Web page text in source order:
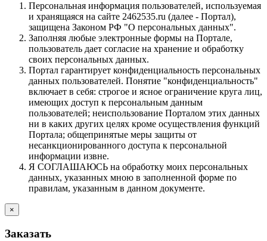
Персональная информация пользователей, используемая
и хранящаяся на сайте 2462535.ru (далее - Портал),
защищена Законом РФ "О персональных данных".
Заполняя любые электронные формы на Портале,
пользователь дает согласие на хранение и обработку
своих персональных данных.
Портал гарантирует конфиденциальность персональных
данных пользователей. Понятие "конфиденциальность"
включает в себя: строгое и ясное ограничение круга лиц,
имеющих доступ к персональным данным
пользователей; неиспользование Порталом этих данных
ни в каких других целях кроме осуществления функций
Портала; общепринятые меры защиты от
несанкционированного доступа к персональной
информации извне.
Я СОГЛАШАЮСЬ на обработку моих персональных
данных, указанных мною в заполненной форме по
правилам, указанным в данном документе.
×
Заказать